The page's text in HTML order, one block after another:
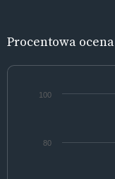
Procentowa ocena
80
100